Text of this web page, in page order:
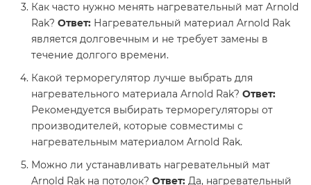
Как часто нужно менять нагревательный мат Arnold
Rak? Ответ: Нагревательный материал Arnold Rak
является долговечным и не требует замены в
течение долгого времени.
Какой терморегулятор лучше выбрать для
нагревательного материала Arnold Rak? Ответ:
Рекомендуется выбирать терморегуляторы от
производителей, которые совместимы с
нагревательным материалом Arnold Rak.
Можно ли устанавливать нагревательный мат
Arnold Rak на потолок? Ответ: Да, нагревательный